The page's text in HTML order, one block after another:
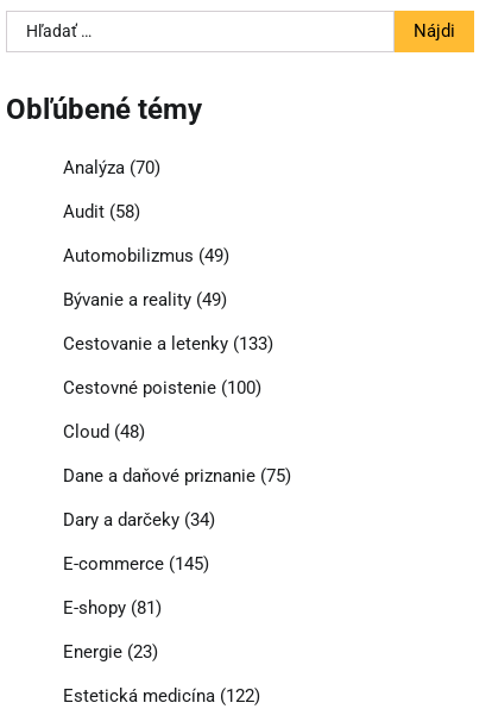
Hľadať:
Obľúbené témy
Analýza(70)
Audit(58)
Automobilizmus (49)
Bývanie a reality(49)
Cestovanie a letenky(133)
Cestovné poistenie(100)
Cloud (48)
Dane a daňové priznanie(75)
Dary a darčeky(34)
E-commerce(145)
E-shopy(81)
Energie(23)
Estetická medicína(122)